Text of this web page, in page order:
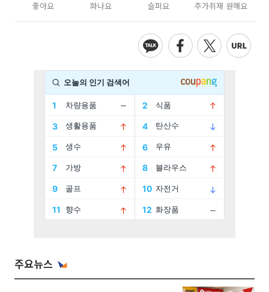
좋아요 화나요 슬퍼요 추가취재 원해요
주요뉴스